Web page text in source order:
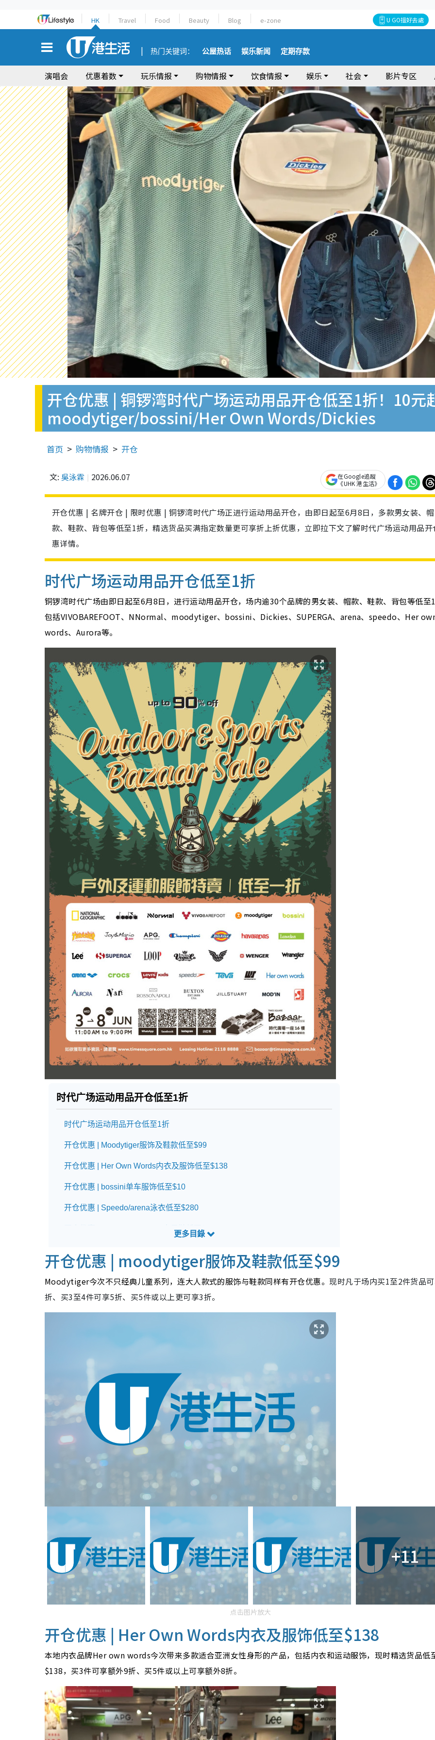
HK Travel Food Beauty Blog e-zone U GO搵好去處
热门关键词： 公屋热话 娱乐新闻 定期存款
演唱会 优惠着数 玩乐情报 购物情报 饮食情报 娱乐 社会 影片专区
开仓优惠 | 铜锣湾时代广场运动用品开仓低至1折！10
moodytiger/bossini/Her Own Words/Dickies
首页 购物情报 开仓
文: 吳泳霖 2026.06.07
在Google追蹤
《UHK 港生活》
开仓优惠 | 名牌开仓 | 限时优惠 | 铜锣湾时代广场正进行运动用品开仓，由即日起至6月8日，多款男女装、帽
款、鞋款、背包等低至1折，精选货品买满指定数量更可享折上折优惠，立即拉下文了解时代广场运动用品开
惠详情。
时代广场运动用品开仓低至1折
铜锣湾时代广场由即日起至6月8日，进行运动用品开仓，场内逾30个品牌的男女装、帽款、鞋款、背包等低至
包括VIVOBAREFOOT、NNormal、moodytiger、bossini、Dickies、SUPERGA、arena、speedo、Her
words、Aurora等。
时代广场运动用品开仓低至1折
时代广场运动用品开仓低至1折
开仓优惠 | Moodytiger服饰及鞋款低至$99
开仓优惠 | Her Own Words内衣及服饰低至$138
开仓优惠 | bossini单车服饰低至$10
开仓优惠 | Speedo/arena泳衣低至$280
开仓优惠 | VIVOBAREFOOT赤足鞋低至$600
时代广场运动用品开仓详情
开仓优惠 | moodytiger服饰及鞋款低至$99
Moodytiger今次不只经典儿童系列，连大人款式的服饰与鞋款同样有开仓优惠。现时凡于场内买1至2件货品
折、买3至4件可享5折、买5件或以上更可享3折。
+11
点击图片放大
开仓优惠 | Her Own Words内衣及服饰低至$138
本地内衣品牌Her own words今次带来多款适合亚洲女性身形的产品，包括内衣和运动服饰，现时精选货品低
$138，买3件可享额外9折、买5件或以上可享额外8折。